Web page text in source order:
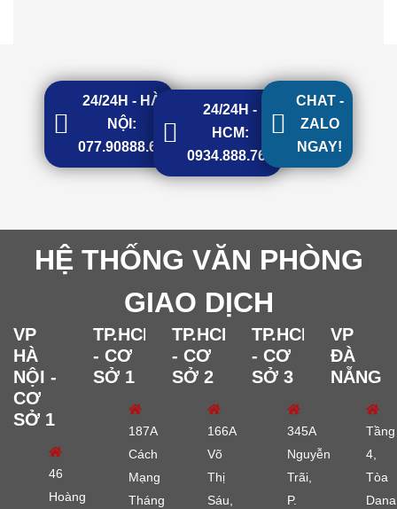
24/24H - HÀ
NỘI:
077.90888.68
24/24H -
HCM:
0934.888.768
CHAT -
ZALO
NGAY!
HỆ THỐNG VĂN PHÒNG
GIAO DỊCH
VP
HÀ
NỘI -
CƠ
SỞ 1
46
Hoàng
TP.HCM
- CƠ
SỞ 1
187A
Cách
Mạng
Tháng
TP.HCM
- CƠ
SỞ 2
166A
Võ
Thị
Sáu,
TP.HCM
- CƠ
SỞ 3
345A
Nguyễn
Trãi,
P.
VP
ĐÀ
NẴNG
Tầng
4,
Tòa